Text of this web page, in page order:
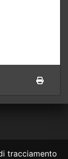
tracciamento